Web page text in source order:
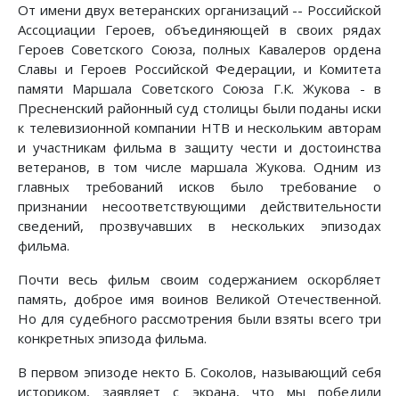
От имени двух ветеранских организаций -- Российской
Ассоциации Героев, объединяющей в своих рядах
Героев Советского Союза, полных Кавалеров ордена
Славы и Героев Российской Федерации, и Комитета
памяти Маршала Советского Союза Г.К. Жукова - в
Пресненский районный суд столицы были поданы иски
к телевизионной компании НТВ и нескольким авторам
и участникам фильма в защиту чести и достоинства
ветеранов, в том числе маршала Жукова. Одним из
главных требований исков было требование о
признании несоответствующими действительности
сведений, прозвучавших в нескольких эпизодах
фильма.
Почти весь фильм своим содержанием оскорбляет
память, доброе имя воинов Великой Отечественной.
Но для судебного рассмотрения были взяты всего три
конкретных эпизода фильма.
В первом эпизоде некто Б. Соколов, называющий себя
историком, заявляет с экрана, что мы победили